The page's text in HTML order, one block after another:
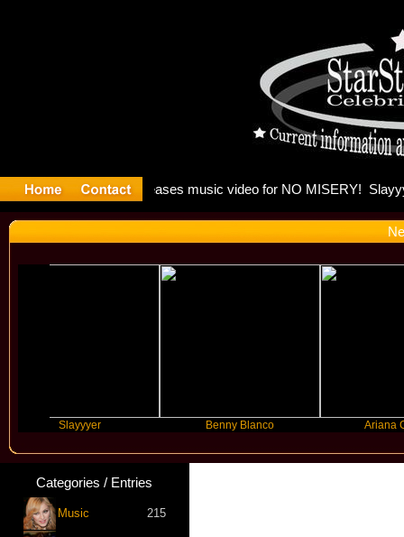
Slayyyer Benny Blanco Ariana Grande
Categories / Entries
Music 215